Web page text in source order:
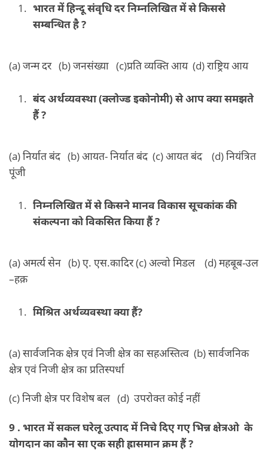
भारत में हिन्दू संवृधि दर निम्नलिखित में से किससे
सम्बन्धित है ?
(a) जन्म दर (b) जनसंख्या (c)प्रति व्यक्ति आय (d) राष्ट्रिय आय
बंदअर्थव्यवस्था (क्लोज्ड इकोनोमी) से आप क्या समझते
हैं ?
(a) निर्यात बंद (b) आयत- निर्यात बंद (c) आयत बंद (d) नियंत्रित
पूंजी
निम्नलिखित में से किसने मानव विकास सूचकांक की
संकल्पना को विकसित किया हैं ?
(a) अमर्त्य सेन (b) ए. एस.कादिर (c) अल्वो मिडल (d) महबूब-उल
–हक़
मिश्रित अर्थव्यवस्था क्या हैं?
(a) सार्वजनिक क्षेत्र एवं निजी क्षेत्र का सहअस्तित्व (b) सार्वजनिक
क्षेत्र एवं निजी क्षेत्र का प्रतिस्पर्धा
(c) निजी क्षेत्र पर विशेष बल (d) उपरोक्त कोई नहीं
9 . भारत में सकल घरेलू उत्पाद में निचे दिए गए भिन्न क्षेत्रओ के
योगदान का कौन सा एक सही ह्रासमान क्रम हैं ?